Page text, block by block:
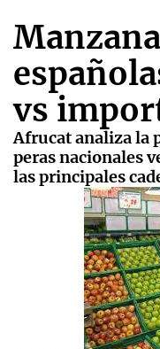
vs
Afrucat analiza la
peras nacionales
las principales